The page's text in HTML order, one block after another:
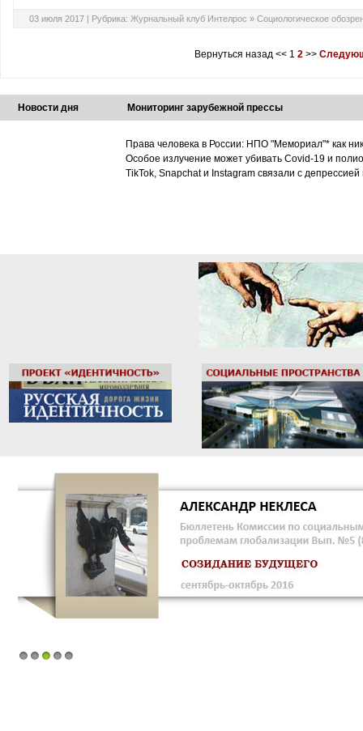
03 июля 2017 | Рубрика: Журнальный клуб Интелрос » Социологическое
Вернуться назад<< 1 2>>
Новости дня Мониторинг зарубежной прессы
Права человека в России: НПО "Мемориал"* как
Особое излучение может убивать Covid-19 и
TikTok, Snapchat и Instagram связали с